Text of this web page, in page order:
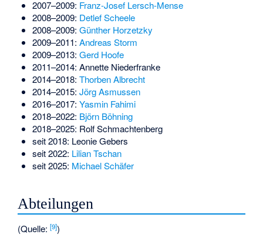
2007–2009: Franz-Josef Lersch-Mense
2008–2009: Detlef Scheele
2008–2009: Günther Horzetzky
2009–2011: Andreas Storm
2009–2013: Gerd Hoofe
2011–2014: Annette Niederfranke
2014–2018: Thorben Albrecht
2014–2015: Jörg Asmussen
2016–2017: Yasmin Fahimi
2018–2022: Björn Böhning
2018–2025: Rolf Schmachtenberg
seit 2018: Leonie Gebers
seit 2022: Lilian Tschan
seit 2025: Michael Schäfer
Abteilungen
(Quelle:[9])